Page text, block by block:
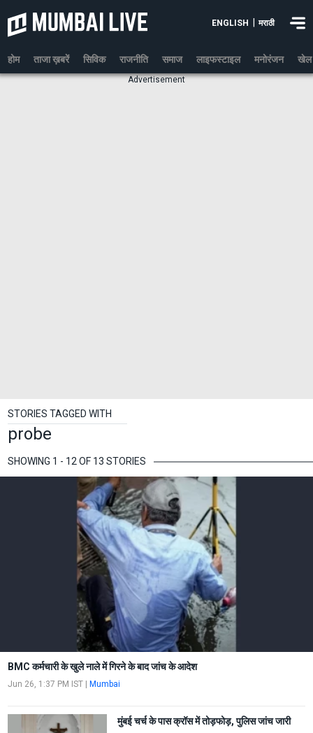
ENGLISH मराठी
होम ताजा ख़बरें सिविक राजनीति समाज लाइफस्टाइल मनोरंजन खेल
Advertisement
STORIES TAGGED WITH
probe
SHOWING 1 - 12 OF 13 STORIES
BMC कर्मचारी के खुले नाले में गिरने के बाद जांच के आदेश
Jun 26, 1:37 PM IST Mumbai
मुंबई चर्च के पास क्रॉस में तोड़फोड़, पुलिस जांच जारी